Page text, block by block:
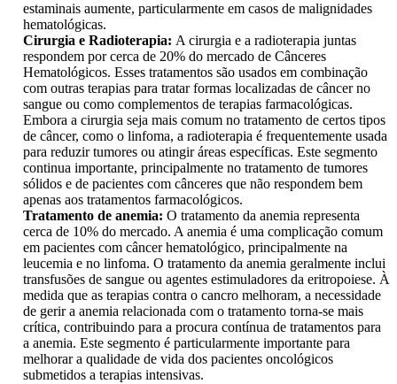
estaminais aumente, particularmente em casos de malignidades
hematológicas.
Cirurgia e Radioterapia: A cirurgia e a radioterapia juntas
respondem por cerca de 20% do mercado de Cânceres
Hematológicos. Esses tratamentos são usados ​​em combinação
com outras terapias para tratar formas localizadas de câncer no
sangue ou como complementos de terapias farmacológicas.
Embora a cirurgia seja mais comum no tratamento de certos tipos
de câncer, como o linfoma, a radioterapia é frequentemente usada
para reduzir tumores ou atingir áreas específicas. Este segmento
continua importante, principalmente no tratamento de tumores
sólidos e de pacientes com cânceres que não respondem bem
apenas aos tratamentos farmacológicos.
Tratamento de anemia: O tratamento da anemia representa
cerca de 10% do mercado. A anemia é uma complicação comum
em pacientes com câncer hematológico, principalmente na
leucemia e no linfoma. O tratamento da anemia geralmente inclui
transfusões de sangue ou agentes estimuladores da eritropoiese. À
medida que as terapias contra o cancro melhoram, a necessidade
de gerir a anemia relacionada com o tratamento torna-se mais
crítica, contribuindo para a procura contínua de tratamentos para
a anemia. Este segmento é particularmente importante para
melhorar a qualidade de vida dos pacientes oncológicos
submetidos a terapias intensivas.